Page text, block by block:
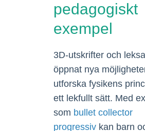
pedagogiskt
exempel
3D-utskrifter och
öppnat nya
utforska fysikens
ett lekfullt sätt. Med
som bullet collector
progressiv kan barn